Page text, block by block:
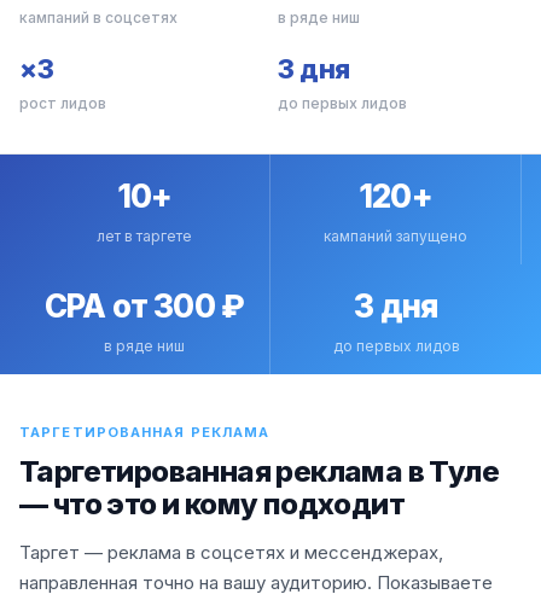
кампаний в соцсетях в ряде ниш
×3
рост лидов
3 дня
до первых лидов
10+
лет в таргете
120+
кампаний запущено
CPA от 300 ₽
в ряде ниш
3 дня
до первых лидов
ТАРГЕТИРОВАННАЯ РЕКЛАМА
Таргетированная реклама в Туле
— что это и кому подходит
Таргет — реклама в соцсетях и мессенджерах,
направленная точно на вашу аудиторию. Показываете